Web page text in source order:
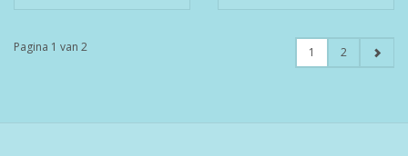
Pagina 1 van 2 1 2